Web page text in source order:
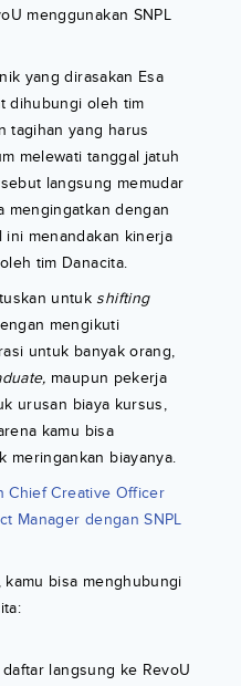
menggunakan SNPL
yang dirasakan Esa
dihubungi oleh tim
tagihan yang harus
melewati tanggal jatuh
langsung memudar
mengingatkan dengan
ini menandakan kinerja
tim Danacita.
untuk shifting
mengikuti
untuk banyak orang,
maupun pekerja
urusan biaya kursus,
kamu bisa
meringankan biayanya.
Chief Creative Officer
Manager dengan SNPL
bisa menghubungi
langsung ke RevoU